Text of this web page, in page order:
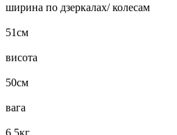
ширина по дзеркалах/ колесам
51см
висота
50см
вага
6,5кг